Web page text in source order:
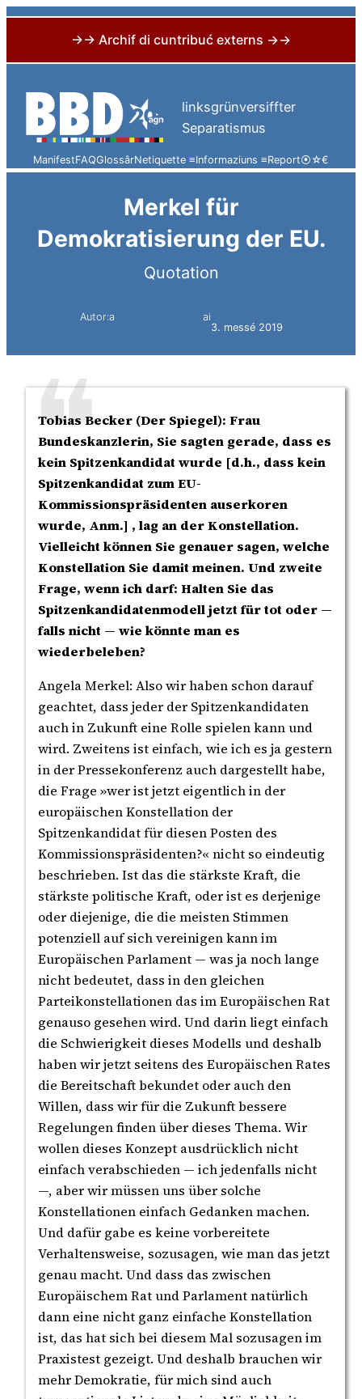
→→ Archif di cuntribuć externs →→
content
linksgrünversiffter
Separatismus
ManifestFAQGlossârNetiquette ≡Informaziuns ≡Report⦿☆€
Merkel für
Demokratisierung der EU.
Quotation
Autor:a
ai
3. messé 2019
Tobias Becker (Der Spiegel): Frau
Bundeskanzlerin, Sie sagten gerade, dass es
kein Spitzenkandidat wurde [d.h., dass kein
Spitzenkandidat zum EU-
Kommissionspräsidenten auserkoren
wurde, Anm.] , lag an der Konstellation.
Vielleicht können Sie genauer sagen, welche
Konstellation Sie damit meinen. Und zweite
Frage, wenn ich darf: Halten Sie das
Spitzenkandidatenmodell jetzt für tot oder —
falls nicht — wie könnte man es
wiederbeleben?
Angela Merkel: Also wir haben schon darauf
geachtet, dass jeder der Spitzenkandidaten
auch in Zukunft eine Rolle spielen kann und
wird. Zweitens ist einfach, wie ich es ja gestern
in der Pressekonferenz auch dargestellt habe,
die Frage »wer ist jetzt eigentlich in der
europäischen Konstellation der
Spitzenkandidat für diesen Posten des
Kommissionspräsidenten?« nicht so eindeutig
beschrieben. Ist das die stärkste Kraft, die
stärkste politische Kraft, oder ist es derjenige
oder diejenige, die die meisten Stimmen
potenziell auf sich vereinigen kann im
Europäischen Parlament — was ja noch lange
nicht bedeutet, dass in den gleichen
Parteikonstellationen das im Europäischen Rat
genauso gesehen wird. Und darin liegt einfach
die Schwierigkeit dieses Modells und deshalb
haben wir jetzt seitens des Europäischen Rates
die Bereitschaft bekundet oder auch den
Willen, dass wir für die Zukunft bessere
Regelungen finden über dieses Thema. Wir
wollen dieses Konzept ausdrücklich nicht
einfach verabschieden — ich jedenfalls nicht
—, aber wir müssen uns über solche
Konstellationen einfach Gedanken machen.
Und dafür gabe es keine vorbereitete
Verhaltensweise, sozusagen, wie man das jetzt
genau macht. Und dass das zwischen
Europäischem Rat und Parlament natürlich
dann eine nicht ganz einfache Konstellation
ist, das hat sich bei diesem Mal sozusagen im
Praxistest gezeigt. Und deshalb brauchen wir
mehr Demokratie, für mich sind auch